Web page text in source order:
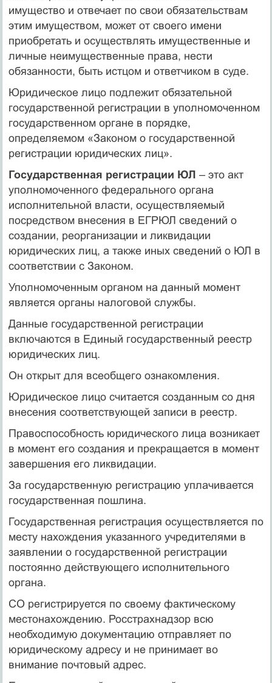
имущество и отвечает по свои обязательствам
этим имуществом, может от своего имени
приобретать и осуществлять имущественные и
личные неимущественные права, нести
обязанности, быть истцом и ответчиком в суде.
Юридическое лицо подлежит обязательной
государственной регистрации в уполномоченном
государственном органе в порядке,
определяемом «Законом о государственной
регистрации юридических лиц».
Государственная регистрации ЮЛ – это акт
уполномоченного федерального органа
исполнительной власти, осуществляемый
посредством внесения в ЕГРЮЛ сведений о
создании, реорганизации и ликвидации
юридических лиц, а также иных сведений о ЮЛ в
соответствии с Законом.
Уполномоченным органом на данный момент
является органы налоговой службы.
Данные государственной регистрации
включаются в Единый государственный реестр
юридических лиц.
Он открыт для всеобщего ознакомления.
Юридическое лицо считается созданным со дня
внесения соответствующей записи в реестр.
Правоспособность юридического лица возникает
в момент его создания и прекращается в момент
завершения его ликвидации.
За государственную регистрацию уплачивается
государственная пошлина.
Государственная регистрация осуществляется по
месту нахождения указанного учредителями в
заявлении о государственной регистрации
постоянно действующего исполнительного
органа.
СО регистрируется по своему фактическому
местонахождению. Росстрахнадзор всю
необходимую документацию отправляет по
юридическому адресу и не принимает во
внимание почтовый адрес.